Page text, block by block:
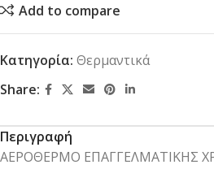
Add to compare
Κατηγορία: Θερμαντικά
Share:
Περιγραφή
ΑΕΡΟΘΕΡΜΟ ΕΠΑΓΓΕΛΜΑΤΙΚΗΣ